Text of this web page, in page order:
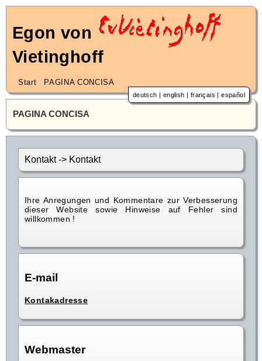
Egon von
Vietinghoff
Start PAGINA CONCISA
deutsch | english | français |español
PAGINA CONCISA
Kontakt -> Kontakt
Ihre Anregungen und Kommentare zur Verbesserung
dieser Website sowie Hinweise auf Fehler sind
willkommen !
E-mail
Kontakadresse
Webmaster